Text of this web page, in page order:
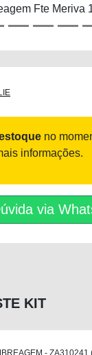
no
informações.
via
KIT
- ZA310241